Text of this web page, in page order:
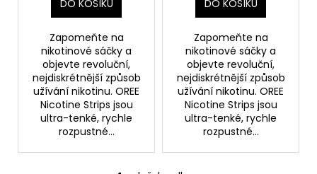
DO KOŠÍKU
Zapomeňte na
nikotinové sáčky a
objevte revoluční,
nejdiskrétnější způsob
užívání nikotinu. OREE
Nicotine Strips jsou
ultra-tenké, rychle
rozpustné...
DO KOŠÍKU
Zapomeňte na
nikotinové sáčky a
objevte revoluční,
nejdiskrétnější způsob
užívání nikotinu. OREE
Nicotine Strips jsou
ultra-tenké, rychle
rozpustné...